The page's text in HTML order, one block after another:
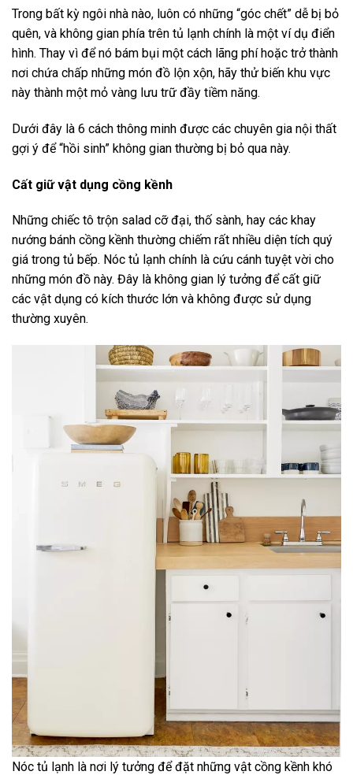
Trong bất kỳ ngôi nhà nào, luôn có những “góc chết” dễ bị bỏ
quên, và không gian phía trên tủ lạnh chính là một ví dụ điển
hình. Thay vì để nó bám bụi một cách lãng phí hoặc trở thành
nơi chứa chấp những món đồ lộn xộn, hãy thử biến khu vực
này thành một mỏ vàng lưu trữ đầy tiềm năng.
Dưới đây là 6 cách thông minh được các chuyên gia nội thất
gợi ý để “hồi sinh” không gian thường bị bỏ qua này.
Cất giữ vật dụng cồng kềnh
Những chiếc tô trộn salad cỡ đại, thố sành, hay các khay
nướng bánh cồng kềnh thường chiếm rất nhiều diện tích quý
giá trong tủ bếp. Nóc tủ lạnh chính là cứu cánh tuyệt vời cho
những món đồ này. Đây là không gian lý tưởng để cất giữ
các vật dụng có kích thước lớn và không được sử dụng
thường xuyên.
Nóc tủ lạnh là nơi lý tưởng để đặt những vật cồng kềnh khó